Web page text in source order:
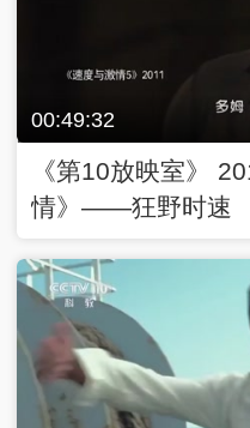
00:49:32
《第10放映室》
情》——狂野时速